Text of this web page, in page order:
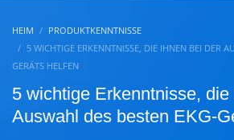
HEIM
PRODUKTKENNTNISSE
5 WICHTIGE ERKENNTNISSE, DIE IHNEN BEI DER
GERÄTS HELFEN
5 wichtige Erkenntnisse,
Auswahl des besten EKG-